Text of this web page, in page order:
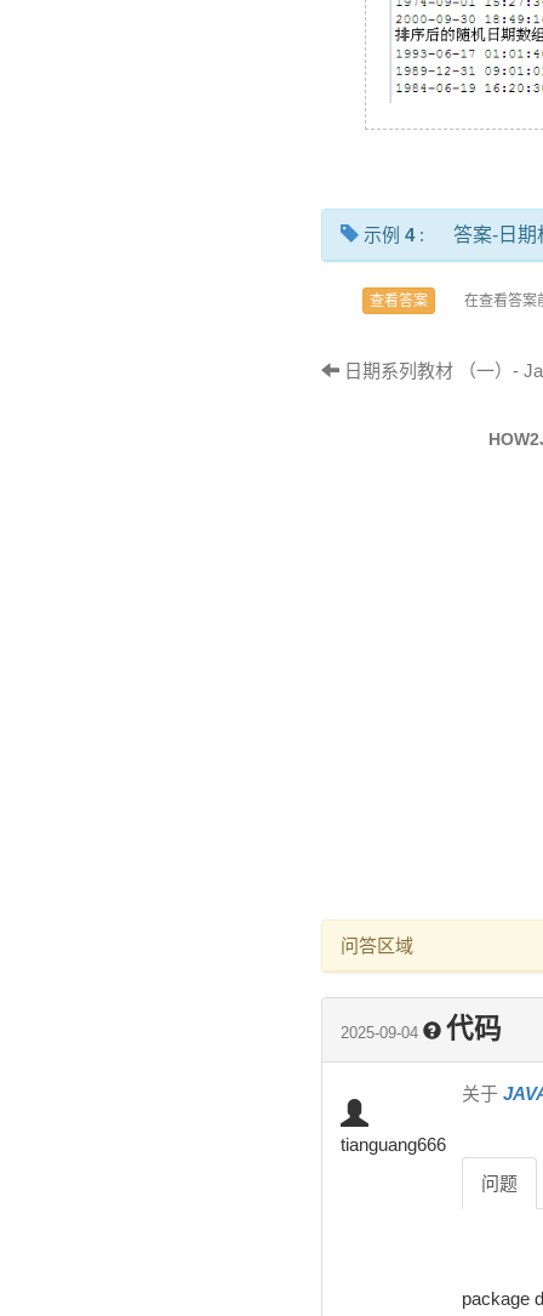
示例 4: 答案-日
查看答案 在查看答案
日期系列教材 （一）-
问答区域
2025-09-04 代码
tianguang666
关于
问题
package